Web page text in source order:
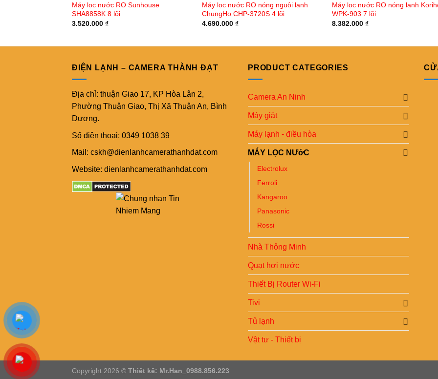
Máy lọc nước RO Sunhouse
SHA8858K 8 lõi
3.520.000 ₫
Máy lọc nước RO nóng nguội lạnh
ChungHo CHP-3720S 4 lõi
4.690.000₫
Máy lọc nước RO nóng lạnh
WPK-903 7 lõi
8.382.000₫
ĐIỆN LẠNH – CAMERA THÀNH ĐẠT
Địa chỉ: thuận Giao 17, KP Hòa Lân 2,
Phường Thuận Giao, Thị Xã Thuận An, Bình
Dương.
Số điện thoại: 0349 1038 39
Mail: cskh@dienlanhcamerathanhdat.com
Website: dienlanhcamerathanhdat.com
PRODUCT CATEGORIES
Camera An Ninh
Máy giặt
Máy lạnh - điều hòa
MÁY LỌC NƯớC
Electrolux
Ferroli
Kangaroo
Panasonic
Rossi
Nhà Thông Minh
Quạt hơi nước
Thiết Bị Router Wi-Fi
Tivi
Tủ lạnh
Vật tư - Thiết bị
Copyright 2026 © Thiết kế: Mr.Han_0988.856.223